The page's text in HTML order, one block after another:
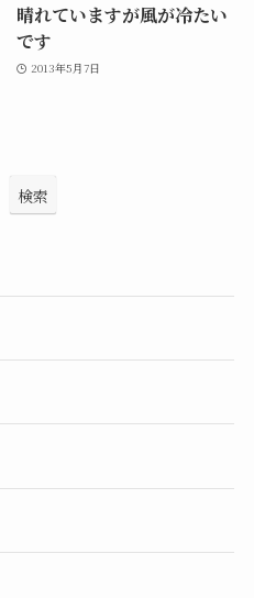
晴れていますが風が冷たい
です
2013年5月7日
検索